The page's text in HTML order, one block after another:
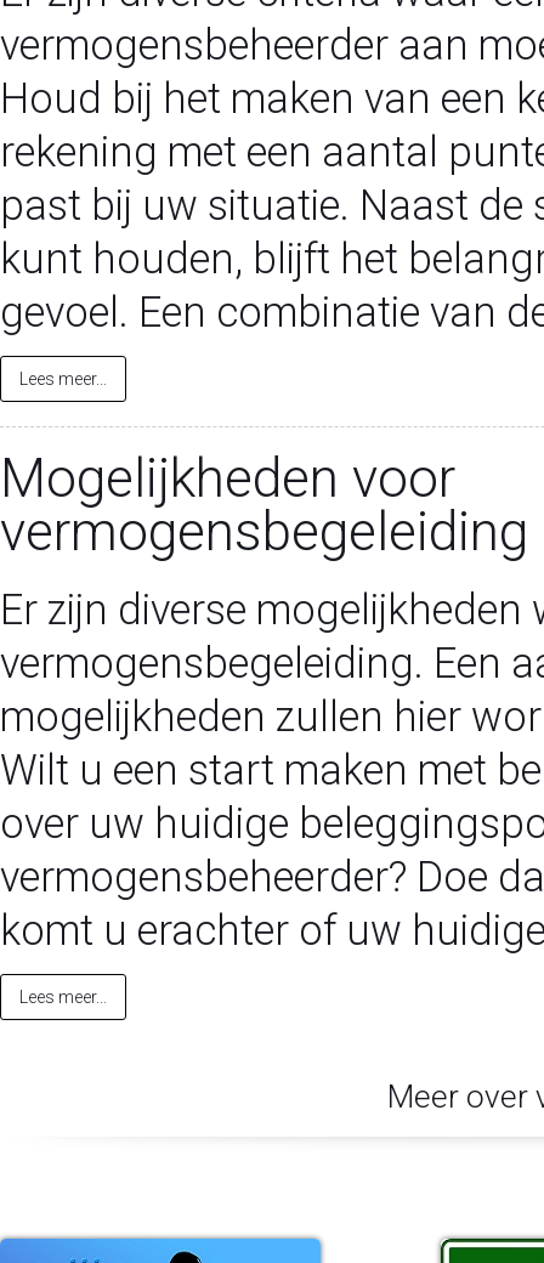
vermogensbeheerder aan
Houd bij het maken van een
rekening met een aantal
past bij uw situatie. Naast de
kunt houden, blijft het
gevoel. Een combinatie van
Lees meer...
Mogelijkheden voor
vermogensbegeleiding
Er zijn diverse mogelijkheden
vermogensbegeleiding. Een
mogelijkheden zullen hier
Wilt u een start maken met
over uw huidige
vermogensbeheerder? Doe
komt u erachter of uw
Lees meer...
Meer over